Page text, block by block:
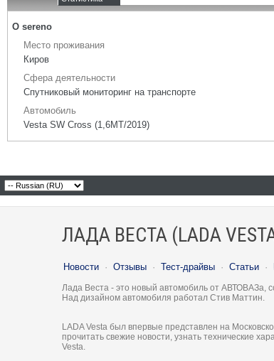
О sereno
Место проживания
Киров
Сфера деятельности
Спутниковый мониторинг на транспорте
Автомобиль
Vesta SW Cross (1,6МТ/2019)
ЛАДА ВЕСТА (LADA
Новости · Отзывы · Тест-драйвы · Статьи ·
Лада Веста - это новый автомобиль от АВТОВАЗа,
Над дизайном автомобиля работал Стив Маттин.
LADA Vesta был впервые представлен на
прочитать свежие новости, узнать технические
Vesta.